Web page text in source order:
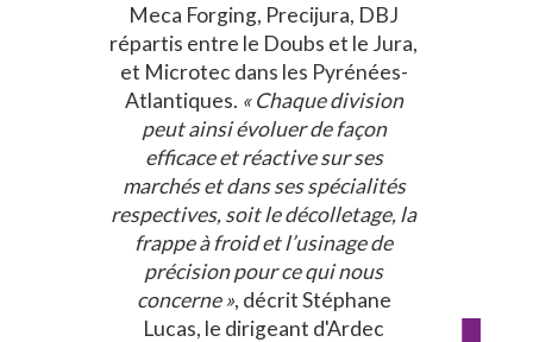
Meca Forging, Precijura, DBJ
répartis entre le Doubs et le Jura,
et Microtec dans les Pyrénées-
Atlantiques. « Chaque division
peut ainsi évoluer de façon
efficace et réactive sur ses
marchés et dans ses spécialités
respectives, soit le décolletage, la
frappe à froid et l’usinage de
précision pour ce qui nous
concerne », décrit Stéphane
Lucas, le dirigeant d'Ardec